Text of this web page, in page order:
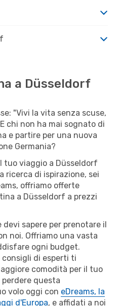
a Düsseldorf
"Vivi la vita senza scuse,
chi non ha mai sognato di
e partire per una nuova
Germania?
tuo viaggio a Düsseldorf
ricerca di ispirazione, sei
offriamo offerte
a Düsseldorf a prezzi
sapere per prenotare il
noi. Offriamo una vasta
ogni budget.
di esperti ti
comodità per il tuo
perdere questa
volo oggi con eDreams, la
d'Europa, e affidati a noi